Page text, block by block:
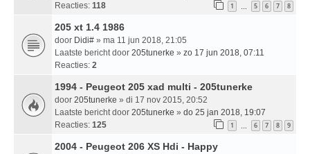
Reacties: 118 1 … 5 6 7 8
205 xt 1.4 1986
door Didi# » ma 11 jun 2018, 21:05
Laatste bericht door 205tunerke » zo 17 jun 2018, 07:11
Reacties: 2
1994 - Peugeot 205 xad multi - 205tunerke
door 205tunerke » di 17 nov 2015, 20:52
Laatste bericht door 205tunerke » do 25 jan 2018, 19:07
Reacties: 125 1 … 6 7 8 9
2004 - Peugeot 206 XS Hdi - Happy